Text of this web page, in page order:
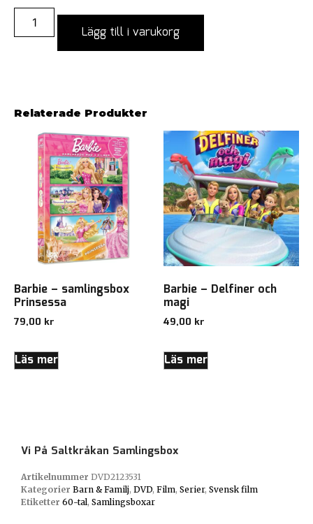
Lägg till i varukorg
Vi På Saltkråkan Samlingsbox
Artikelnummer DVD2123531
Kategorier Barn & Familj, DVD, Film, Serier, Svensk film
Etiketter 60-tal, Samlingsboxar
Relaterade Produkter
Barbie – samlingsbox
Prinsessa
79,00 kr
Läs mer
Barbie – Delfiner och
magi
49,00 kr
Läs mer